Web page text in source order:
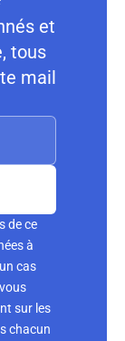
et
tous
mail
de ce
à
cas
sur les
chacun